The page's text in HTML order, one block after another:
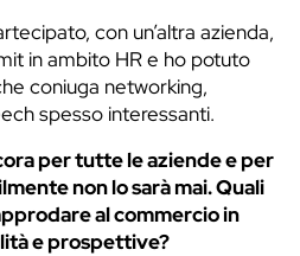
con un’altra azienda,
in ambito HR e ho potuto
coniuga networking,
spesso interessanti.
per tutte le aziende e per
non lo sarà mai. Quali
al commercio in
e prospettive?